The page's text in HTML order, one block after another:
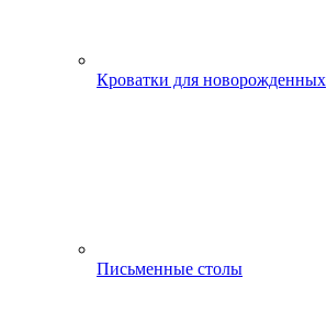
Кроватки для новорожденных
Письменные столы